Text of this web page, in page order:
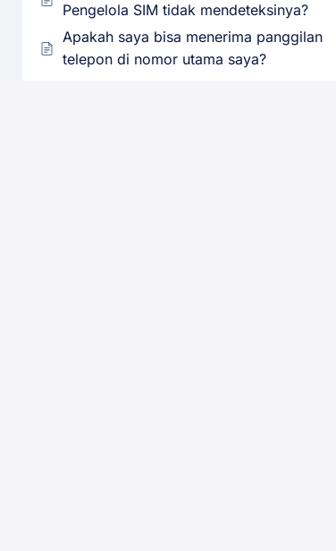
Pengelola SIM tidak mendeteksinya?
Apakah saya bisa menerima panggilan
telepon di nomor utama saya?